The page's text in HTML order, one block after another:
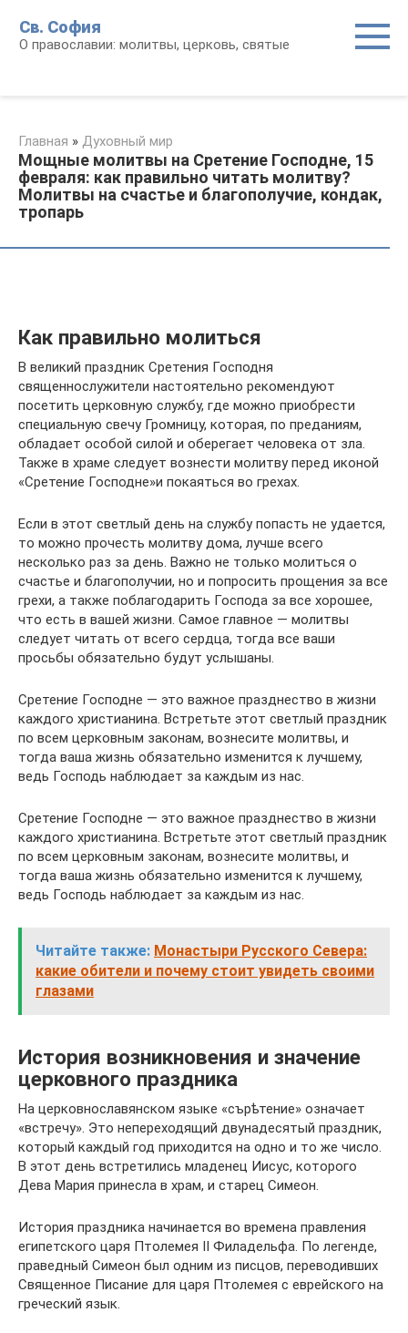
контенту
Св. София
О православии: молитвы, церковь, святые
Главная » Духовный мир
Мощные молитвы на Сретение Господне, 15
февраля: как правильно читать молитву?
Молитвы на счастье и благополучие, кондак,
тропарь
Как правильно молиться
В великий праздник Сретения Господня
священнослужители настоятельно рекомендуют
посетить церковную службу, где можно приобрести
специальную свечу Громницу, которая, по преданиям,
обладает особой силой и оберегает человека от зла.
Также в храме следует вознести молитву перед иконой
«Сретение Господне»и покаяться во грехах.
Если в этот светлый день на службу попасть не удается,
то можно прочесть молитву дома, лучше всего
несколько раз за день. Важно не только молиться о
счастье и благополучии, но и попросить прощения за все
грехи, а также поблагодарить Господа за все хорошее,
что есть в вашей жизни. Самое главное — молитвы
следует читать от всего сердца, тогда все ваши
просьбы обязательно будут услышаны.
Сретение Господне — это важное празднество в жизни
каждого христианина. Встретьте этот светлый праздник
по всем церковным законам, вознесите молитвы, и
тогда ваша жизнь обязательно изменится к лучшему,
ведь Господь наблюдает за каждым из нас.
Сретение Господне — это важное празднество в жизни
каждого христианина. Встретьте этот светлый праздник
по всем церковным законам, вознесите молитвы, и
тогда ваша жизнь обязательно изменится к лучшему,
ведь Господь наблюдает за каждым из нас.
Читайте также: Монастыри Русского Севера:
какие обители и почему стоит увидеть своими
глазами
История возникновения и значение
церковного праздника
На церковнославянском языке «сърѣтение» означает
«встречу». Это непереходящий двунадесятый праздник,
который каждый год приходится на одно и то же число.
В этот день встретились младенец Иисус, которого
Дева Мария принесла в храм, и старец Симеон.
История праздника начинается во времена правления
египетского царя Птолемея II Филадельфа. По легенде,
праведный Симеон был одним из писцов, переводивших
Священное Писание для царя Птолемея с еврейского на
греческий язык.